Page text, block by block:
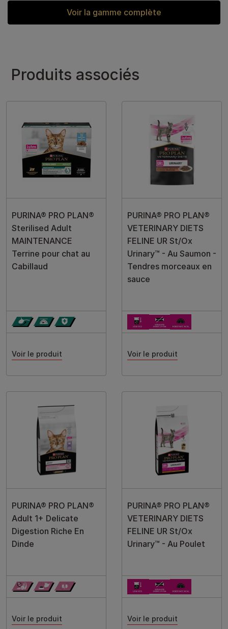
Voir la gamme complète
Produits associés
PURINA® PRO PLAN®
Sterilised Adult
MAINTENANCE
Terrine pour chat au
Cabillaud
Voir le produit
PURINA® PRO PLAN®
VETERINARY DIETS
FELINE UR St/Ox
Urinary™ - Au Saumon -
Tendres morceaux en
sauce
Voir le produit
PURINA® PRO PLAN®
Adult 1+ Delicate
Digestion Riche En
Dinde
Voir le produit
PURINA® PRO PLAN®
VETERINARY DIETS
FELINE UR St/Ox
Urinary™ - Au Poulet
Voir le produit